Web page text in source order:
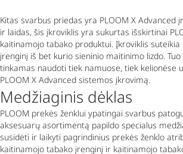
Kitas svarbus priedas yra PLOOM X Advanced
ir laidas, šis įkroviklis yra sukurtas išskirtinai
kaitinamojo tabako produktui. Įkroviklis
įrenginį iš bet kurio sieninio maitinimo lizdo.
tinkamas naudoti tiek namuose, tiek kelionėse
PLOOM X Advanced sistemos įkrovimą.
Medžiaginis dėklas
PLOOM prekės ženklui ypatingai svarbus
aksesuarų asortimentą papildo specialus
susidėti ir laikyti pagrindinius prekės ženklo
kaitinamojo tabako įrenginį ir kaitinamojo